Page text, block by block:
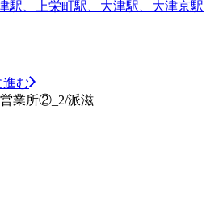
駅、上栄町駅、大津駅、大津京駅
進む
業所②_2/派滋